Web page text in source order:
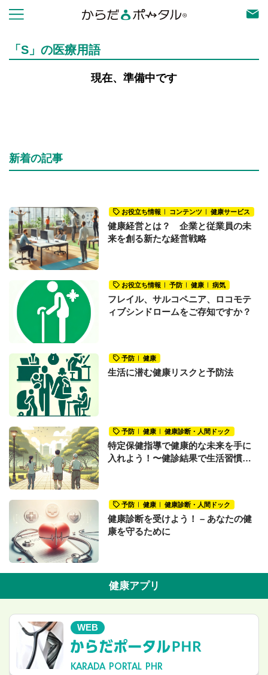
「S」の医療用語
現在、準備中です
新着の記事
お役立ち情報 コンテンツ 健康サービス
健康経営とは？ 企業と従業員の未
来を創る新たな経営戦略
お役立ち情報 予防 健康 病気
フレイル、サルコペニア、ロコモテ
ィブシンドロームをご存知ですか？
予防 健康
生活に潜む健康リスクと予防法
予防 健康 健康診断・人間ドック
特定保健指導で健康的な未来を手に
入れよう！〜健診結果で生活習慣の
予防 健康 健康診断・人間ドック
健康診断を受けよう！ – あなたの健
康を守るために
健康アプリ
WEB
KARADA PORTAL PHR